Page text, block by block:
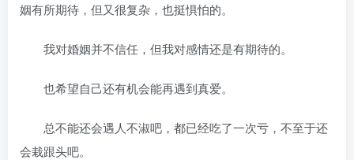
姻有所期待，但又很复杂，也挺惧怕的。
我对婚姻并不信任，但我对感情还是有期待的。
也希望自己还有机会能再遇到真爱。
总不能还会遇人不淑吧，都已经吃了一次亏，不至于还
会栽跟头吧。